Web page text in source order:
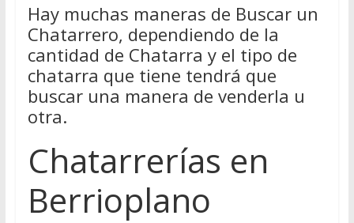
Hay muchas maneras de Buscar un
Chatarrero, dependiendo de la
cantidad de Chatarra y el tipo de
chatarra que tiene tendrá que
buscar una manera de venderla u
otra.
Chatarrerías en
Berrioplano